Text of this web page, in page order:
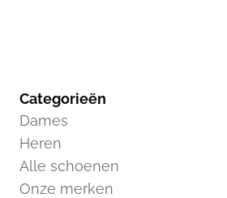
Categorieën
Dames
Heren
Alle schoenen
Onze merken